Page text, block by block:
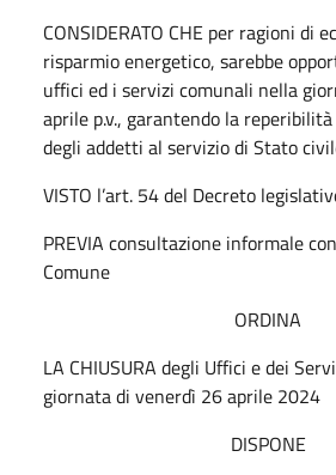
CONSIDERATO CHE per ragioni di
risparmio energetico, sarebbe
uffici ed i servizi comunali nella
aprile p.v., garantendo la
degli addetti al servizio di Stato
VISTO l’art. 54 del Decreto
PREVIA consultazione informale
Comune
ORDINA
LA CHIUSURA degli Uffici e dei
giornata di venerdì 26 aprile 2024
DISPONE